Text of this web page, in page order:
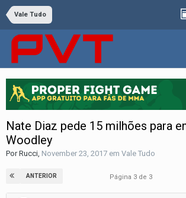
Vale Tudo
Nate Diaz pede 15 milhões para
Woodley
PorRucci November 23, 2017 em Vale Tudo
ANTERIOR Página 3 de 3